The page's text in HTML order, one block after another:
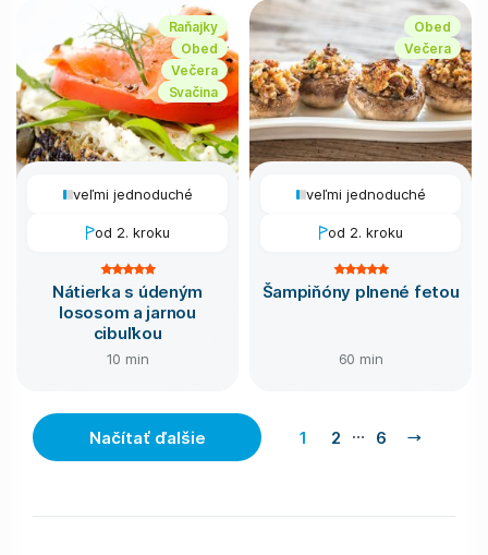
Raňajky
Obed
Večera
Svačina
veľmi jednoduché
od 2. kroku
Nátierka s údeným
lososom a jarnou
cibuľkou
10 min
Obed
Večera
veľmi jednoduché
od 2. kroku
Šampiňóny plnené fetou
60 min
Načítať ďalšie 1 2 … 6